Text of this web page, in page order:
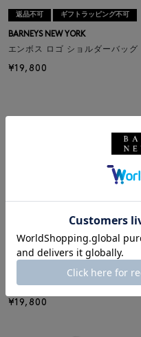
返品不可 ギフトラッピング不可
BARNEYS NEW YORK
エンボス ロゴ ショルダーバッグ
¥19,800
返品不可 ギフトラッピング不可
BARNEYS NEW YORK
エンボス ロゴ ショルダーバッグ
¥19,800